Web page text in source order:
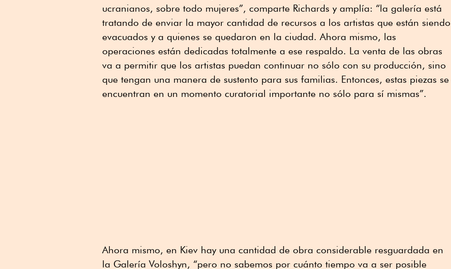
ucranianos, sobre todo mujeres”, comparte Richards y amplía: “la galería está
tratando de enviar la mayor cantidad de recursos a los artistas que están siendo
evacuados y a quienes se quedaron en la ciudad. Ahora mismo, las
operaciones están dedicadas totalmente a ese respaldo. La venta de las obras
va a permitir que los artistas puedan continuar no sólo con su producción, sino
que tengan una manera de sustento para sus familias. Entonces, estas piezas se
encuentran en un momento curatorial importante no sólo para sí mismas”.
Ahora mismo, en Kiev hay una cantidad de obra considerable resguardada en
la Galería Voloshyn, “pero no sabemos por cuánto tiempo va a ser posible